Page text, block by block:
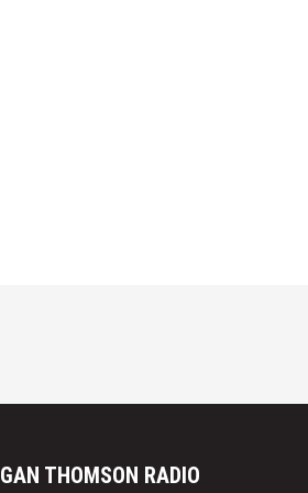
THOMSON RADIO